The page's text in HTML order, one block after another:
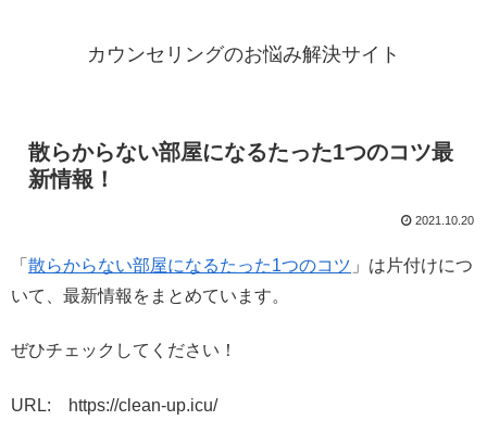
カウンセリングのお悩み解決サイト
散らからない部屋になるたった1つのコツ最
新情報！
2021.10.20
「 散らからない部屋になるたった1つのコツ 」は片付けにつ
いて、最新情報をまとめています。
ぜひチェックしてください！
URL: https://clean-up.icu/